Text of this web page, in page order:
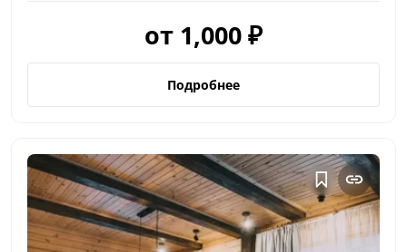
от 1,000 ₽
Подробнее